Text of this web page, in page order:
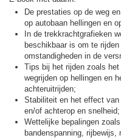
De prestaties op de weg
op autobaan hellingen en
In de trekkracht­grafieken
beschikbaar is om te
omstandigheden in de
Tips bij het rijden zoals
wegrijden op hellingen en
achteruitrijden;
Stabiliteit en het effect
en/of achterop en snelheid;
Wettelijke bepalingen
bandenspanning, rijbewijs,